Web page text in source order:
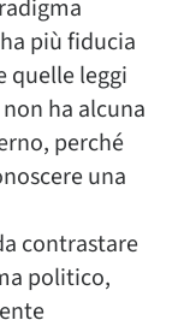
più fiducia
quelle leggi
ha alcuna
perché
una
contrastare
politico,